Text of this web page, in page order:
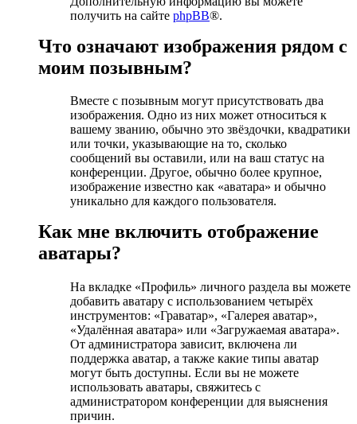
получить на сайте phpBB®.
Что означают изображения рядом с
моим позывным?
Вместе с позывным могут присутствовать два
изображения. Одно из них может относиться к
вашему званию, обычно это звёздочки, квадратики
или точки, указывающие на то, сколько
сообщений вы оставили, или на ваш статус на
конференции. Другое, обычно более крупное,
изображение известно как «аватара» и обычно
уникально для каждого пользователя.
Как мне включить отображение
аватары?
На вкладке «Профиль» личного раздела вы можете
добавить аватару с использованием четырёх
инструментов: «Граватар», «Галерея аватар»,
«Удалённая аватара» или «Загружаемая аватара».
От администратора зависит, включена ли
поддержка аватар, а также какие типы аватар
могут быть доступны. Если вы не можете
использовать аватары, свяжитесь с
администратором конференции для выяснения
причин.